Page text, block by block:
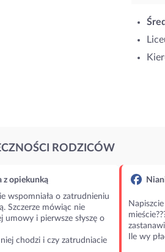
RODZICÓW
z opiekunką
wspomniała o zatrudnieniu
Szczerze mówiąc nie
umowy i pierwsze słyszę o
chodzi i czy zatrudniacie
Ile wy